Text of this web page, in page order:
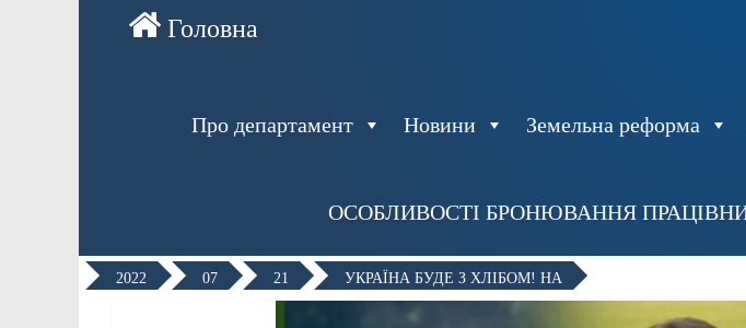
Про департамент Новини Земельна реформа
ОСОБЛИВОСТІ БРОНЮВАННЯ
2022 07 21 УКРАЇНА БУДЕ З ХЛІБОМ! НА